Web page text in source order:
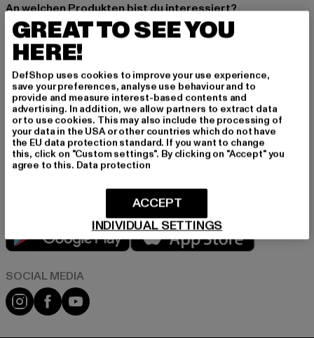
An welchen Produkten bist du interessiert?
MÄNNER
FRAUEN
E-MAIL
ANMELDEN
Informationen dazu, wie DefShop mit Deinen Daten umgeht, findest Du
in unserer Datenschutzerklärung. Du kannst Dich jederzeit kostenfei
abmelden.Datenschutzerklärung lesen.
Play market
Instagram
FacebookYouTube
GREAT TO SEE YOU
HERE!
DefShop uses cookies to improve your use experience,
save your preferences, analyse use behaviour and to
provide and measure interest-based contents and
advertising. In addition, we allow partners to extract data
or to use cookies. This may also include the processing of
your data in the USA or other countries which do not have
the EU data protection standard. If you want to change
this, click on "Custom settings". By clicking on "Accept" you
agree to this. Data protection
INDIVIDUAL SETTINGS
ACCEPT